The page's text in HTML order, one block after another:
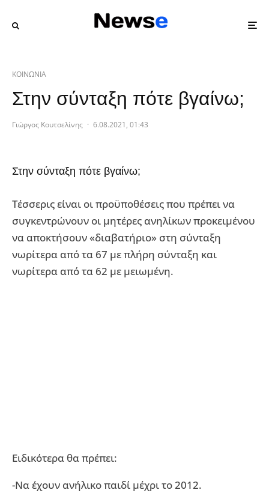
ΚΟΙΝΩΝΙΑ
Στην σύνταξη πότε βγαίνω;
Γιώργος Κουτσελίνης · 6.08.2021, 01:43
Στην σύνταξη πότε βγαίνω;
Τέσσερις είναι οι προϋποθέσεις που πρέπει να
συγκεντρώνουν οι μητέρες ανηλίκων προκειμένου
να αποκτήσουν «διαβατήριο» στη σύνταξη
νωρίτερα από τα 67 με πλήρη σύνταξη και
νωρίτερα από τα 62 με μειωμένη.
Ειδικότερα θα πρέπει:
-Να έχουν ανήλικο παιδί μέχρι το 2012.